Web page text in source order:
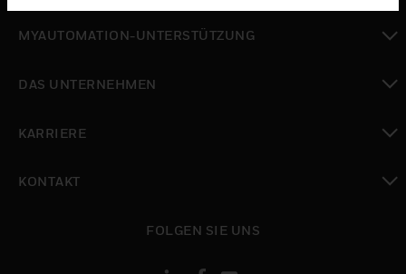
MYAUTOMATION-UNTERSTÜTZUNG
DAS UNTERNEHMEN
KARRIERE
KONTAKT
FOLGEN SIE UNS